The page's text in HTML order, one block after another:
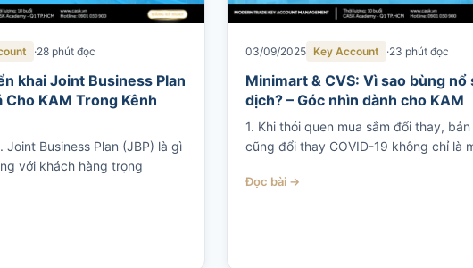
28 phút đọc
khai Joint Business Plan
Cho KAM Trong Kênh
Joint Business Plan (JBP) là gì
với khách hàng trọng
03/09/2025 Key Account 23 phút đọc
Minimart & CVS: Vì sao bùng nổ
dịch? – Góc nhìn dành cho KAM
1. Khi thói quen mua sắm đổi thay,
cũng đổi thay COVID-19 không chỉ là
Đọc bài →